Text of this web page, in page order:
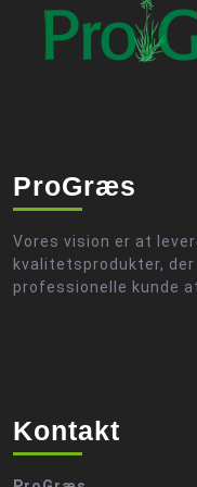
ProGræs
Vores vision er at
kvalitetsprodukter,
professionelle kunde
Kontakt